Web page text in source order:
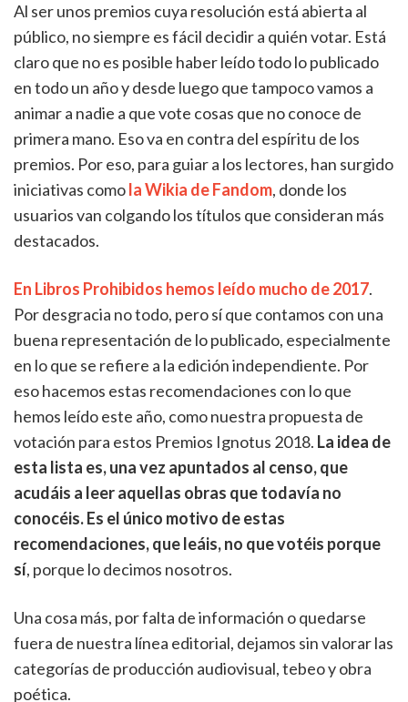
Al ser unos premios cuya resolución está abierta al
público, no siempre es fácil decidir a quién votar. Está
claro que no es posible haber leído todo lo publicado
en todo un año y desde luego que tampoco vamos a
animar a nadie a que vote cosas que no conoce de
primera mano. Eso va en contra del espíritu de los
premios. Por eso, para guiar a los lectores, han surgido
iniciativas comola Wikia de Fandom, donde los
usuarios van colgando los títulos que consideran más
destacados.
En Libros Prohibidos hemos leído mucho de 2017.
Por desgracia no todo, pero sí que contamos con una
buena representación de lo publicado, especialmente
en lo que se refiere a la edición independiente. Por
eso hacemos estas recomendaciones con lo que
hemos leído este año, como nuestra propuesta de
votación para estos Premios Ignotus 2018. La idea de
esta lista es, una vez apuntados al censo, que
acudáis a leer aquellas obras que todavía no
conocéis. Es el único motivo de estas
recomendaciones, que leáis, no que votéis porque
sí, porque lo decimos nosotros.
Una cosa más, por falta de información o quedarse
fuera de nuestra línea editorial, dejamos sin valorar las
categorías de producción audiovisual, tebeo y obra
poética.